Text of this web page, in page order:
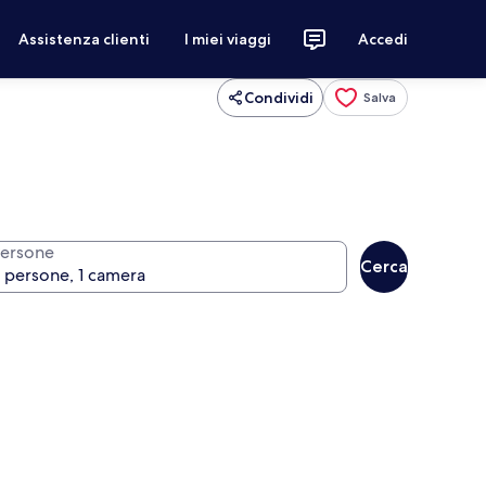
Assistenza clienti I miei viaggi Accedi
Condividi Salva
Cerca